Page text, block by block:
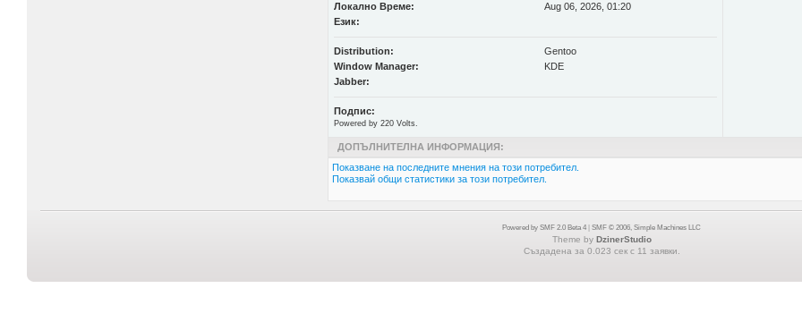
Локално Време:
Aug 06, 2026, 01:20
Език:
Distribution:
Gentoo
Window Manager:
KDE
Jabber:
Подпис:
Powered by 220 Volts.
ДОПЪЛНИТЕЛНА ИНФОРМАЦИЯ:
Показване на последните мнения на този потребител.
Показвай общи статистики за този потребител.
Powered by SMF 2.0 Beta 4 SMF © 2006, Simple Machines LLC
Theme by DzinerStudio
Създадена за 0.023 сек с 11 заявки.